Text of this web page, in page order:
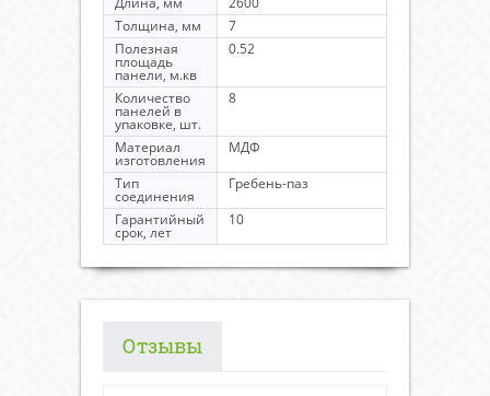
Толщина, мм
7
Полезная
площадь
панели, м.кв
0.52
Количество
панелей в
упаковке, шт.
8
Материал
изготовления
МДФ
Тип
соединения
Гребень-паз
Гарантийный
срок, лет
10
Отзывы